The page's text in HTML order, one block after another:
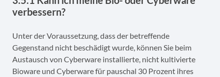
verbessern?
Unter der Voraussetzung, dass der betreffende
Gegenstand nicht beschädigt wurde, können Sie beim
Austausch von Cyberware installierte, nicht kultivierte
Bioware und Cyberware für pauschal 30 Prozent ihres